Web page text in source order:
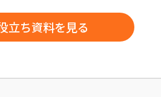
立ち資料を見る